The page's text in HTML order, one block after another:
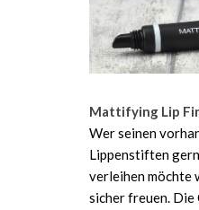
Mattifying Lip
Wer seinen
Lippenstiften
verleihen möchte
sicher freuen.